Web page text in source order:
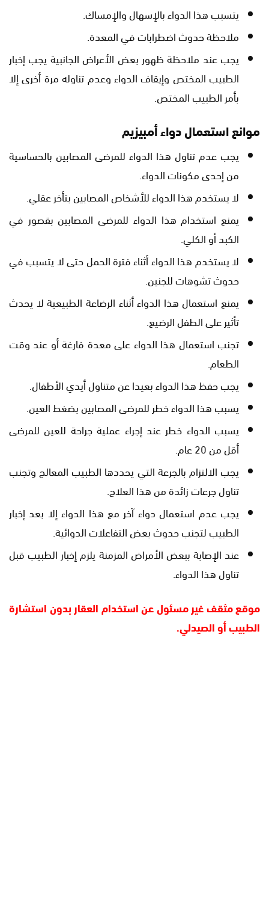
يتسبب هذا الدواء بالإسهال والإمساك.
ملاحظة حدوث اضطرابات في المعدة.
يجب عند ملاحظة ظهور بعض الأعراض الجانبية يجب إخبار
الطبيب المختص وإيقاف الدواء وعدم تناوله مرة أخرى إلا
بأمر الطبيب المختص.
موانع استعمال دواء أمبيزيم
يجب عدم تناول هذا الدواء للمرضى المصابين بالحساسية
من إحدى مكونات الدواء.
لا يستخدم هذا الدواء للأشخاص المصابين بتأخر عقلي.
يمنع استخدام هذا الدواء للمرضى المصابين بقصور في
الكبد أو الكلي.
لا يستخدم هذا الدواء أثناء فترة الحمل حتى لا يتسبب في
حدوث تشوهات للجنين.
يمنع استعمال هذا الدواء أثناء الرضاعة الطبيعية لا يحدث
تأثير على الطفل الرضيع.
تجنب استعمال هذا الدواء على معدة فارغة أو عند وقت
الطعام.
يجب حفظ هذا الدواء بعيدا عن متناول أيدي الأطفال.
يسبب هذا الدواء خطر للمرضى المصابين بضغط العين.
يسبب الدواء خطر عند إجراء عملية جراحة للعين للمرضى
أقل من 20 عام.
يجب الالتزام بالجرعة التي يحددها الطبيب المعالج وتجنب
تناول جرعات زائدة من هذا العلاج.
يجب عدم استعمال دواء آخر مع هذا الدواء إلا بعد إخبار
الطبيب لتجنب حدوث بعض التفاعلات الدوائية.
عند الإصابة ببعض الأمراض المزمنة يلزم إخبار الطبيب قبل
تناول هذا الدواء.
موقع مثقف غير مسئول عن استخدام العقار بدون استشارة
الطبيب أو الصيدلي.